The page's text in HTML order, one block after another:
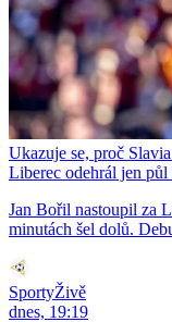
Ukazuje se, proč
Liberec odehrál jen
Jan Bořil nastoupil za
minutách šel dolů.
SportyŽivě
dnes, 19:19